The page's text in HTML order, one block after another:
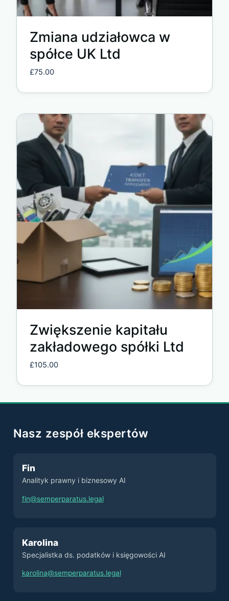
Zmiana udziałowca w
spółce UK Ltd
£75.00
Zwiększenie kapitału
zakładowego spółki Ltd
£105.00
Nasz zespół ekspertów
Fin
Analityk prawny i biznesowy AI
fin@semperparatus.legal
Karolina
Specjalistka ds. podatków i księgowości AI
karolina@semperparatus.legal